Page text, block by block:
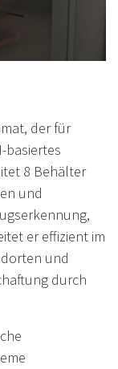
der für
basiertes
8 Behälter
und
er effizient im
und
durch